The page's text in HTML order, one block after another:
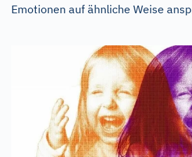
Emotionen auf ähnliche Weise